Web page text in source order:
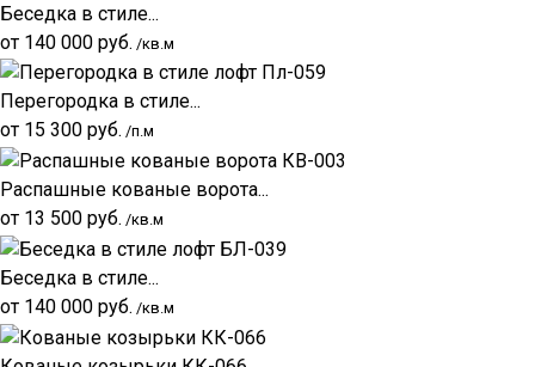
Беседка в стиле...
от 140 000 руб. /кв.м
Перегородка в стиле...
от 15 300 руб. /п.м
Распашные кованые ворота...
от 13 500 руб. /кв.м
Беседка в стиле...
от 140 000 руб. /кв.м